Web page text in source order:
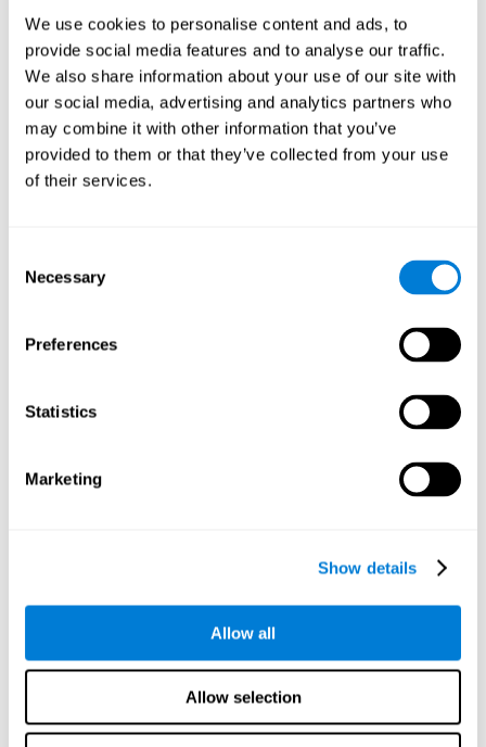
We use cookies to personalise content and ads, to
provide social media features and to analyse our traffic.
We also share information about your use of our site with
our social media, advertising and analytics partners who
may combine it with other information that you’ve
provided to them or that they’ve collected from your use
of their services.
Selection
Necessary
Preferences
Statistics
Marketing
Show details
Allow all
Allow selection